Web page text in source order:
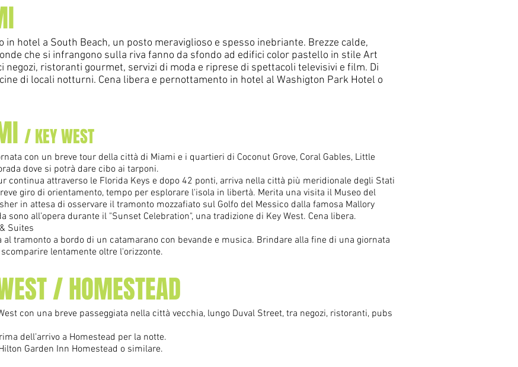
hotel a South Beach, un posto meraviglioso e spesso inebriante. Brezze calde,
che si infrangono sulla riva fanno da sfondo ad edifici color pastello in stile Art
negozi, ristoranti gourmet, servizi di moda e riprese di spettacoli televisivi e film. Di
di locali notturni. Cena libera e pernottamento in hotel al Washigton Park Hotel o
/ KEY WEST
con un breve tour della città di Miami e i quartieri di Coconut Grove, Coral Gables, Little
dove si potrà dare cibo ai tarponi.
continua attraverso le Florida Keys e dopo 42 ponti, arriva nella città più meridionale degli Stati
giro di orientamento, tempo per esplorare l'isola in libertà. Merita una visita il Museo del
in attesa di osservare il tramonto mozzafiato sul Golfo del Messico dalla famosa Mallory
all’opera durante il "Sunset Celebration", una tradizione di Key West. Cena libera.
Suites
al tramonto a bordo di un catamarano con bevande e musica. Brindare alla fine di una giornata
lentamente oltre l'orizzonte.
/ HOMESTEAD
con una breve passeggiata nella città vecchia, lungo Duval Street, tra negozi, ristoranti, pubs
dell’arrivo a Homestead per la notte.
Garden Inn Homestead o similare.